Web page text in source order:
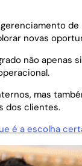
novas
não apenas
mas
dos clientes.
é a escolha